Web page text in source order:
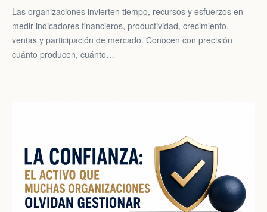
Las organizaciones invierten tiempo, recursos y esfuerzos en
medir indicadores financieros, productividad, crecimiento,
ventas y participación de mercado. Conocen con precisión
cuánto producen, cuánto…